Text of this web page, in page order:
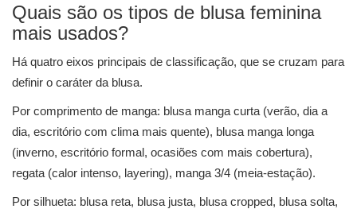
Quais são os tipos de blusa feminina
mais usados?
Há quatro eixos principais de classificação, que se cruzam para
definir o caráter da blusa.
Por comprimento de manga: blusa manga curta (verão, dia a
dia, escritório com clima mais quente), blusa manga longa
(inverno, escritório formal, ocasiões com mais cobertura),
regata (calor intenso, layering), manga 3/4 (meia-estação).
Por silhueta: blusa reta, blusa justa, blusa cropped, blusa solta,